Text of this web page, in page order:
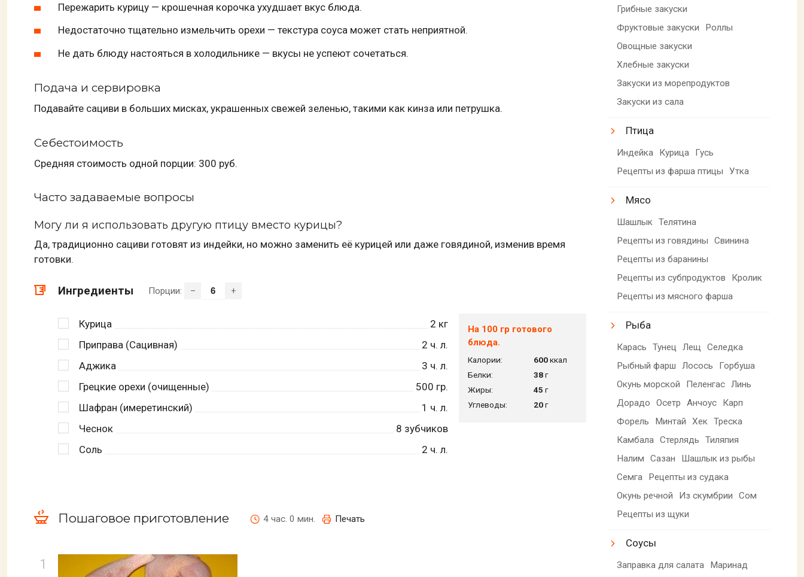
Пережарить курицу — крошечная корочка ухудшает вкус блюда.
Недостаточно тщательно измельчить орехи — текстура соуса может стать неприятной.
Не дать блюду настояться в холодильнике — вкусы не успеют сочетаться.
Подача и сервировка
Подавайте сациви в больших мисках, украшенных свежей зеленью, такими как кинза или петрушка.
Себестоимость
Средняя стоимость одной порции: 300 руб.
Часто задаваемые вопросы
Могу ли я использовать другую птицу вместо курицы?
Да, традиционно сациви готовят из индейки, но можно заменить её курицей или даже говядиной, изменив время
готовки.
Ингредиенты Порции: – +
Курица 2 кг
Приправа (Сацивная)
2 ч. л.
Аджика
3 ч. л.
Грецкие орехи (очищенные)
500 гр.
Шафран (имеретинский)
1 ч. л.
Чеснок
8 зубчиков
Соль
2 ч. л.
На 100 гр готового
блюда.
Калории: 600ккал
Белки:
38г
Жиры:
45 г
Углеводы:
20г
Пошаговое приготовление 4 час. 0 мин. Печать
Грибные закуски
Фруктовые закуски
Роллы
Овощные закуски
Хлебные закуски
Закуски из морепродуктов
Закуски из сала
Птица
Индейка Курица
Гусь
Рецепты из фарша птицы
Утка
Мясо
Шашлык Телятина
Рецепты из говядины
Свинина
Рецепты из баранины
Рецепты из субпродуктов
Кролик
Рецепты из мясного фарша
Рыба
Карась Тунец Лещ
Селедка
Рыбный фарш
Лосось
Горбуша
Окунь морской
Пеленгас Линь
Дорадо
Осетр Анчоус
Карп
Форель
Минтай Хек Треска
Камбала Стерлядь
Тиляпия
Налим
Сазан
Шашлык из рыбы
Семга
Рецепты из судака
Окунь речной
Из скумбрии
Сом
Рецепты из щуки
Соусы
Заправка для салата
Маринад